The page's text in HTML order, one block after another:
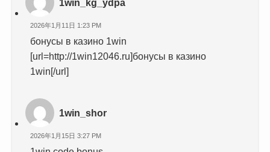
1win_kg_ydpa
2026年1月11日 1:23 PM
бонусы в казино 1win
[url=http://1win12046.ru]бонусы в казино
1win[/url]
1win_shor
2026年1月15日 3:27 PM